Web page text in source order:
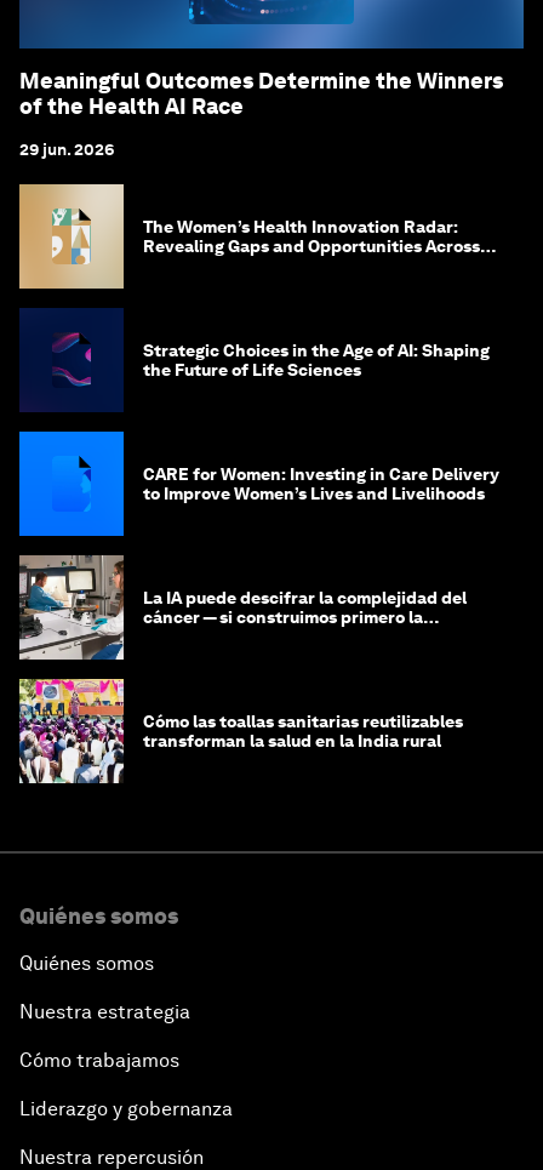
Meaningful Outcomes Determine the Winners
of the Health AI Race
29 jun. 2026
The Women’s Health Innovation Radar:
Revealing Gaps and Opportunities Across
Strategic Choices in the Age of AI: Shaping
the Future of Life Sciences
CARE for Women: Investing in Care Delivery
to Improve Women’s Lives and Livelihoods
La IA puede descifrar la complejidad del
cáncer — si construimos primero la
Cómo las toallas sanitarias reutilizables
transforman la salud en la India rural
Quiénes somos
Quiénes somos
Nuestra estrategia
Cómo trabajamos
Liderazgo y gobernanza
Nuestra repercusión